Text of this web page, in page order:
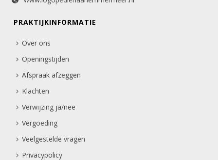
PRAKTIJKINFORMATIE
Over ons
Openingstijden
Afspraak afzeggen
Klachten
Verwijzing ja/nee
Vergoeding
Veelgestelde vragen
Privacypolicy